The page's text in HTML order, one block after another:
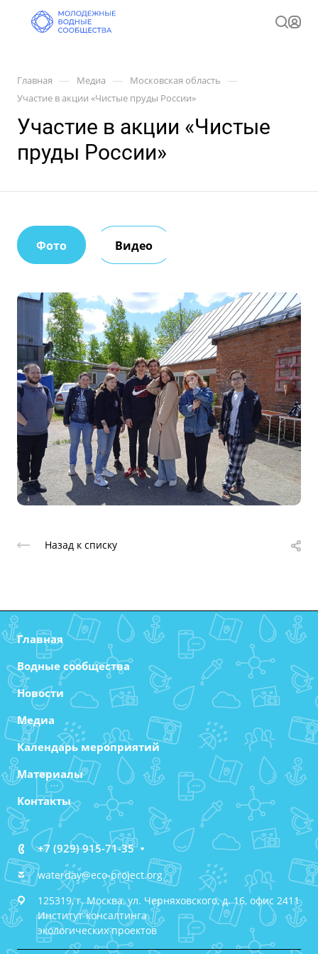
Главная — Медиа — Московская область —
Участие в акции «Чистые пруды России»
Участие в акции «Чистые
пруды России»
Фото Видео
Назад к списку
Главная
Водные сообщества
Новости
Медиа
Календарь мероприятий
Материалы
Контакты
+7 (929) 915-71-35
waterday@eco-project.org
125319, г. Москва, ул. Черняховского, д. 16, офис 2411
Институт консалтинга
экологических проектов